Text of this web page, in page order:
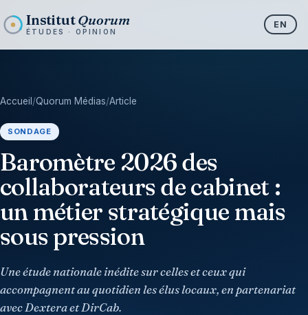
InstitutQuorum
ÉTUDES · OPINION
EN
Accueil /Quorum Médias/Article
SONDAGE
Baromètre 2026 des
collaborateurs de cabinet :
un métier stratégique mais
sous pression
Une étude nationale inédite sur celles et ceux qui
accompagnent au quotidien les élus locaux, en partenariat
avec Dextera et DirCab.